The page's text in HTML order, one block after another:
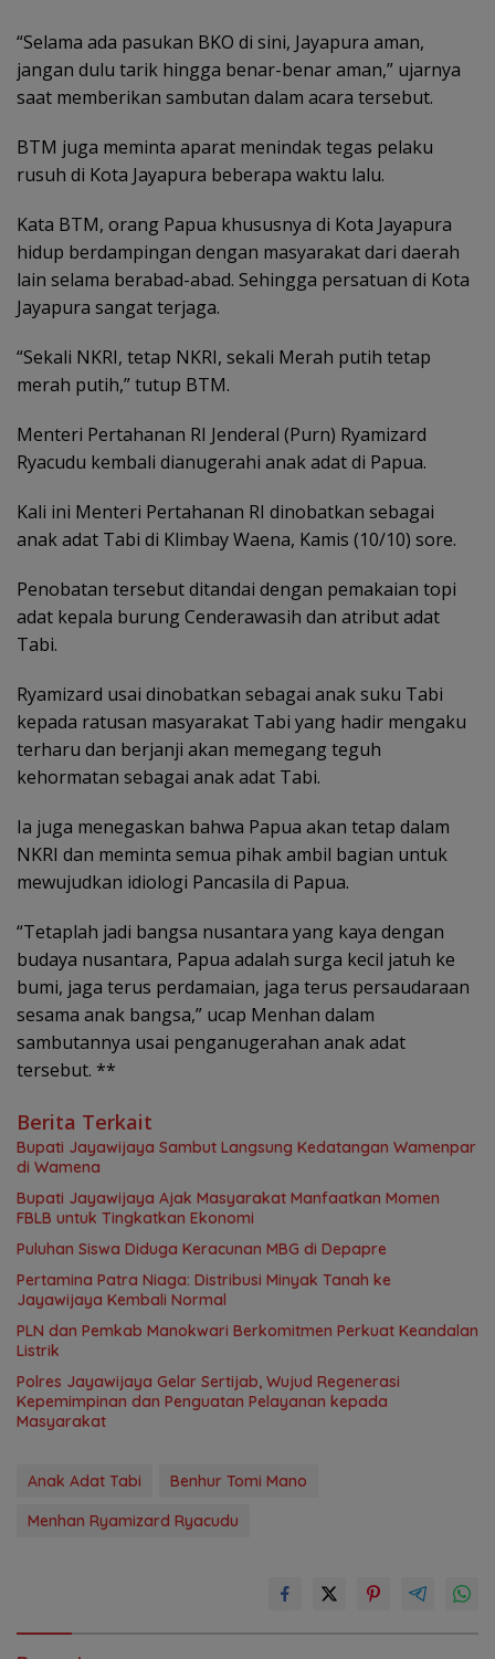
“Selama ada pasukan BKO di sini, Jayapura aman,
jangan dulu tarik hingga benar-benar aman,” ujarnya
saat memberikan sambutan dalam acara tersebut.
BTM juga meminta aparat menindak tegas pelaku
rusuh di Kota Jayapura beberapa waktu lalu.
Kata BTM, orang Papua khususnya di Kota Jayapura
hidup berdampingan dengan masyarakat dari daerah
lain selama berabad-abad. Sehingga persatuan di Kota
Jayapura sangat terjaga.
“Sekali NKRI, tetap NKRI, sekali Merah putih tetap
merah putih,” tutup BTM.
Menteri Pertahanan RI Jenderal (Purn) Ryamizard
Ryacudu kembali dianugerahi anak adat di Papua.
Kali ini Menteri Pertahanan RI dinobatkan sebagai
anak adat Tabi di Klimbay Waena, Kamis (10/10) sore.
Penobatan tersebut ditandai dengan pemakaian topi
adat kepala burung Cenderawasih dan atribut adat
Tabi.
Ryamizard usai dinobatkan sebagai anak suku Tabi
kepada ratusan masyarakat Tabi yang hadir mengaku
terharu dan berjanji akan memegang teguh
kehormatan sebagai anak adat Tabi.
Ia juga menegaskan bahwa Papua akan tetap dalam
NKRI dan meminta semua pihak ambil bagian untuk
mewujudkan idiologi Pancasila di Papua.
“Tetaplah jadi bangsa nusantara yang kaya dengan
budaya nusantara, Papua adalah surga kecil jatuh ke
bumi, jaga terus perdamaian, jaga terus persaudaraan
sesama anak bangsa,” ucap Menhan dalam
sambutannya usai penganugerahan anak adat
tersebut. **
Berita Terkait
Bupati Jayawijaya Sambut Langsung Kedatangan Wamenpar
di Wamena
Bupati Jayawijaya Ajak Masyarakat Manfaatkan Momen
FBLB untuk Tingkatkan Ekonomi
Puluhan Siswa Diduga Keracunan MBG di Depapre
Pertamina Patra Niaga: Distribusi Minyak Tanah ke
Jayawijaya Kembali Normal
PLN dan Pemkab Manokwari Berkomitmen Perkuat Keandalan
Listrik
Polres Jayawijaya Gelar Sertijab, Wujud Regenerasi
Kepemimpinan dan Penguatan Pelayanan kepada
Masyarakat
Anak Adat Tabi
Benhur Tomi Mano
Menhan Ryamizard Ryacudu